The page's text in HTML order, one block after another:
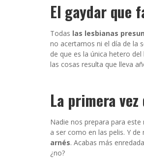
El gaydar que
Todas las lesbianas
no acertamos ni el día de la
de que es la única hetero
las cosas resulta que lleva
La primera
Nadie nos prepara para
a ser como en las pelis. Y de
arnés. Acabas más
¿no?